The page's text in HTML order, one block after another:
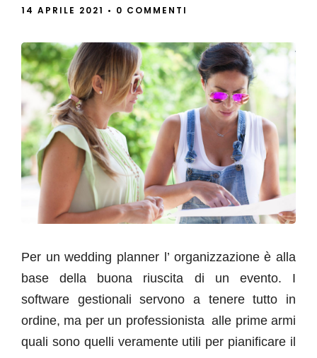
14 APRILE 2021 • 0 COMMENTI
Per un wedding planner l’ organizzazione è alla
base della buona riuscita di un evento. I
software gestionali servono a tenere tutto in
ordine, ma per un professionista alle prime armi
quali sono quelli veramente utili per pianificare il